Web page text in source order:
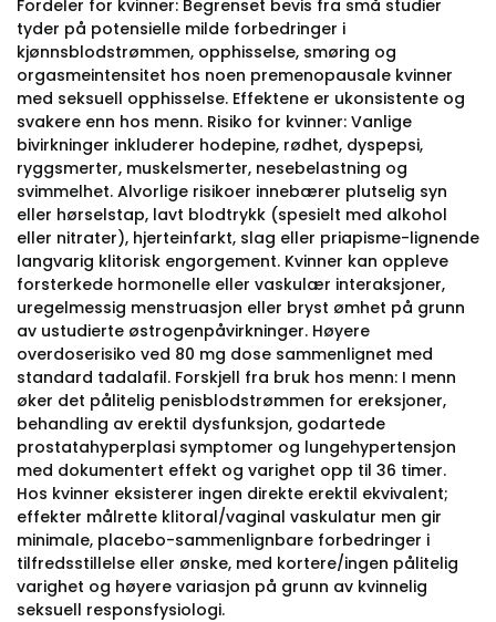
Fordeler for kvinner: Begrenset bevis fra små studier
tyder på potensielle milde forbedringer i
kjønnsblodstrømmen, opphisselse, smøring og
orgasmeintensitet hos noen premenopausale kvinner
med seksuell opphisselse. Effektene er ukonsistente og
svakere enn hos menn. Risiko for kvinner: Vanlige
bivirkninger inkluderer hodepine, rødhet, dyspepsi,
ryggsmerter, muskelsmerter, nesebelastning og
svimmelhet. Alvorlige risikoer innebærer plutselig syn
eller hørselstap, lavt blodtrykk (spesielt med alkohol
eller nitrater), hjerteinfarkt, slag eller priapisme-lignende
langvarig klitorisk engorgement. Kvinner kan oppleve
forsterkede hormonelle eller vaskulær interaksjoner,
uregelmessig menstruasjon eller bryst ømhet på grunn
av ustudierte østrogenpåvirkninger. Høyere
overdoserisiko ved 80 mg dose sammenlignet med
standard tadalafil. Forskjell fra bruk hos menn: I menn
øker det pålitelig penisblodstrømmen for ereksjoner,
behandling av erektil dysfunksjon, godartede
prostatahyperplasi symptomer og lungehypertensjon
med dokumentert effekt og varighet opp til 36 timer.
Hos kvinner eksisterer ingen direkte erektil ekvivalent;
effekter målrette klitoral/vaginal vaskulatur men gir
minimale, placebo-sammenlignbare forbedringer i
tilfredsstillelse eller ønske, med kortere/ingen pålitelig
varighet og høyere variasjon på grunn av kvinnelig
seksuell responsfysiologi.